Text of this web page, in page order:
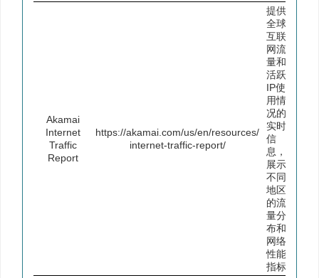
Akamai
Internet
Traffic
Report
https://akamai.com/us/en/resources/
internet-traffic-report/
提供
全球
互联
网流
量和
活跃
IP使
用情
况的
实时
信
息，
展示
不同
地区
的流
量分
布和
网络
性能
指标